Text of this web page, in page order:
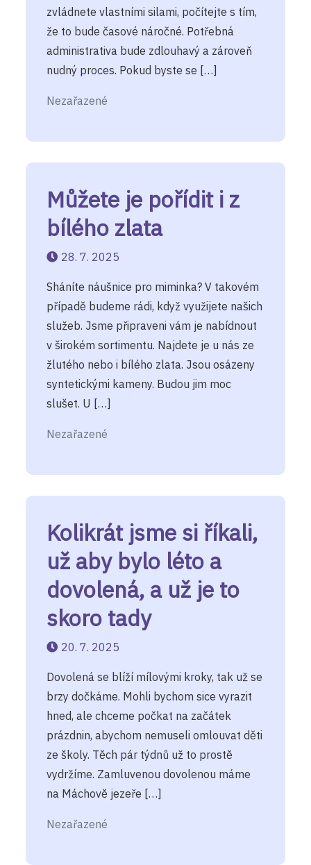
zvládnete vlastními silami, počítejte s tím,
že to bude časové náročné. Potřebná
administrativa bude zdlouhavý a zároveň
nudný proces. Pokud byste se […]
Nezařazené
Můžete je pořídit i z
bílého zlata
28. 7. 2025
Sháníte náušnice pro miminka? V takovém
případě budeme rádi, když využijete našich
služeb. Jsme připraveni vám je nabídnout
v širokém sortimentu. Najdete je u nás ze
žlutého nebo i bílého zlata. Jsou osázeny
syntetickými kameny. Budou jim moc
slušet. U […]
Nezařazené
Kolikrát jsme si říkali,
už aby bylo léto a
dovolená, a už je to
skoro tady
20. 7. 2025
Dovolená se blíží mílovými kroky, tak už se
brzy dočkáme. Mohli bychom sice vyrazit
hned, ale chceme počkat na začátek
prázdnin, abychom nemuseli omlouvat děti
ze školy. Těch pár týdnů už to prostě
vydržíme. Zamluvenou dovolenou máme
na Máchově jezeře […]
Nezařazené